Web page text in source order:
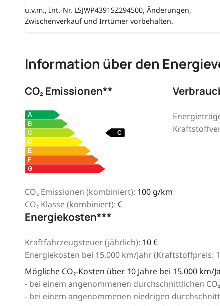
u.v.m., Int.-Nr. LSJWP4391SZ294500, Änderungen,
Zwischenverkauf und Irrtümer vorbehalten.
Information über den
CO₂ Emissionen**
CO₂ Emissionen (kombiniert): 100 g/km
CO₂ Klasse (kombiniert): C
Energiekosten***
Kraftfahrzeugsteuer (jährlich): 10 €
Energiekosten bei 15.000 km/Jahr (Kraftstoffpreis:
Mögliche CO₂-Kosten über 10 Jahre bei 15.000 km/
- bei einem angenommenen durchschnittlichen
- bei einem angenommenen niedrigen